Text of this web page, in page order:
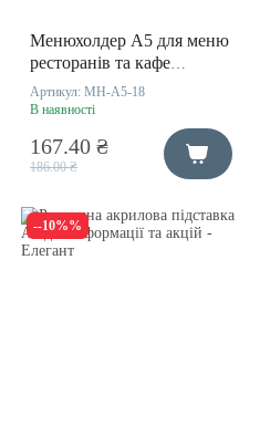
Менюхолдер А5 для меню
ресторанів та кафе
Елегант 148х220х60мм
Артикул: MH-A5-18
В наявності
167.40 ₴
186.00 ₴
--10%%